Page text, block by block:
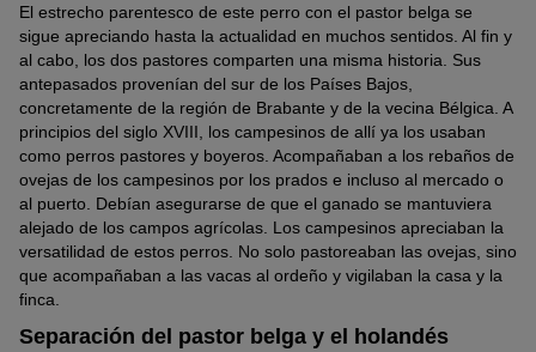
El estrecho parentesco de este perro con el pastor belga se
sigue apreciando hasta la actualidad en muchos sentidos. Al fin y
al cabo, los dos pastores comparten una misma historia. Sus
antepasados provenían del sur de los Países Bajos,
concretamente de la región de Brabante y de la vecina Bélgica. A
principios del siglo XVIII, los campesinos de allí ya los usaban
como perros pastores y boyeros. Acompañaban a los rebaños de
ovejas de los campesinos por los prados e incluso al mercado o
al puerto. Debían asegurarse de que el ganado se mantuviera
alejado de los campos agrícolas. Los campesinos apreciaban la
versatilidad de estos perros. No solo pastoreaban las ovejas, sino
que acompañaban a las vacas al ordeño y vigilaban la casa y la
finca.
Separación del pastor belga y el holandés